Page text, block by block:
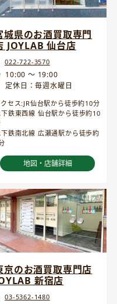
城県のお酒買取専門
JOYLAB 仙台店
022-722-3570
10:00 ～ 19:00
定休日：毎週水曜日
クセス:JR仙台駅から徒歩約10分
鉄東西線 仙台駅から徒歩約10
鉄南北線 広瀬通駅から徒歩約
地図・店舗詳細
京のお酒買取専門店
新宿店
03-5362-1480